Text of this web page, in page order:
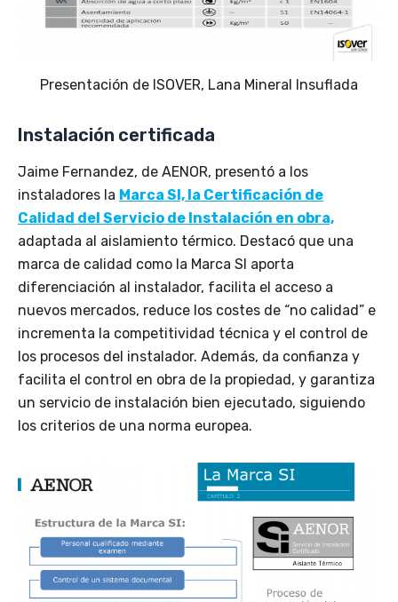
Presentación de ISOVER, Lana Mineral Insuflada
Instalación certificada
Jaime Fernandez, de AENOR, presentó a los
instaladores la Marca SI, la Certificación de
Calidad del Servicio de Instalación en obra,
adaptada al aislamiento térmico. Destacó que una
marca de calidad como la Marca SI aporta
diferenciación al instalador, facilita el acceso a
nuevos mercados, reduce los costes de “no calidad” e
incrementa la competitividad técnica y el control de
los procesos del instalador. Además, da confianza y
facilita el control en obra de la propiedad, y garantiza
un servicio de instalación bien ejecutado, siguiendo
los criterios de una norma europea.